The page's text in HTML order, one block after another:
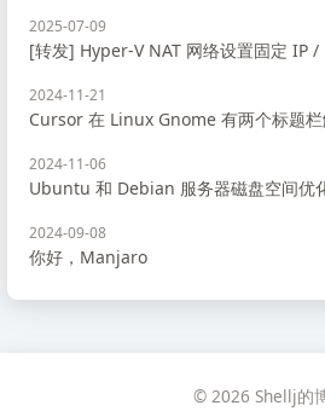
2025-07-09
[转发] Hyper-V NAT 网络设置固定 IP /
2024-11-21
Cursor 在 Linux Gnome 有两个标题
2024-11-06
Ubuntu 和 Debian 服务器磁盘空间优
2024-09-08
你好，Manjaro
© 2026 Shellj的